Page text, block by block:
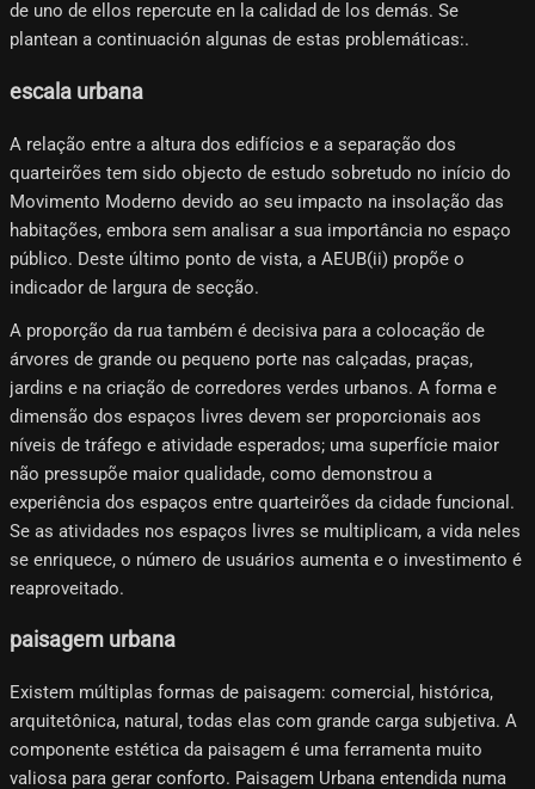
de uno de ellos repercute en la calidad de los demás. Se
plantean a continuación algunas de estas problemáticas:.
escala urbana
A relação entre a altura dos edifícios e a separação dos
quarteirões tem sido objecto de estudo sobretudo no início do
Movimento Moderno devido ao seu impacto na insolação das
habitações, embora sem analisar a sua importância no espaço
público. Deste último ponto de vista, a AEUB(ii) propõe o
indicador de largura de secção.
A proporção da rua também é decisiva para a colocação de
árvores de grande ou pequeno porte nas calçadas, praças,
jardins e na criação de corredores verdes urbanos. A forma e
dimensão dos espaços livres devem ser proporcionais aos
níveis de tráfego e atividade esperados; uma superfície maior
não pressupõe maior qualidade, como demonstrou a
experiência dos espaços entre quarteirões da cidade funcional.
Se as atividades nos espaços livres se multiplicam, a vida neles
se enriquece, o número de usuários aumenta e o investimento é
reaproveitado.
paisagem urbana
Existem múltiplas formas de paisagem: comercial, histórica,
arquitetônica, natural, todas elas com grande carga subjetiva. A
componente estética da paisagem é uma ferramenta muito
valiosa para gerar conforto. Paisagem Urbana entendida numa